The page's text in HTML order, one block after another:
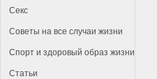
Секс
Советы на все случаи жизни
Спорт и здоровый образ жизни
Статьи